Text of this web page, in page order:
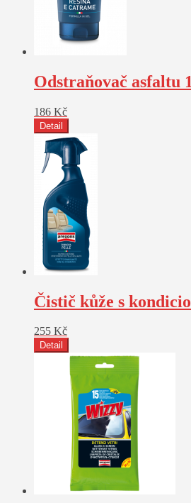
Odstraňovač asfaltu
186 Kč
Detail
Čistič kůže s
255 Kč
Detail